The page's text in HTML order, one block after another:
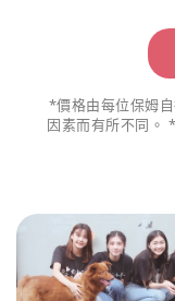
*價格由每位保姆
因素而有所不同。